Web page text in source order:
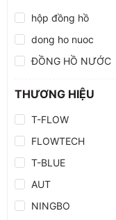
hộp đồng hồ
dong ho nuoc
ĐỒNG HỒ NƯỚC
THƯƠNG HIỆU
T-FLOW
FLOWTECH
T-BLUE
AUT
NINGBO